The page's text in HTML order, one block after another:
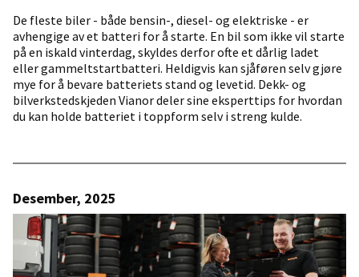
De fleste biler - både bensin-, diesel- og elektriske - er
avhengige av et batteri for å starte. En bil som ikke vil starte
på en iskald vinterdag, skyldes derfor ofte et dårlig ladet
eller gammeltstartbatteri. Heldigvis kan sjåføren selv gjøre
mye for å bevare batteriets stand og levetid. Dekk- og
bilverkstedskjeden Vianor deler sine eksperttips for hvordan
du kan holde batteriet i toppform selv i streng kulde.
Desember, 2025